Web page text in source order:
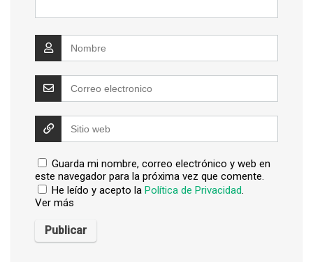
Guarda mi nombre, correo electrónico y web en
este navegador para la próxima vez que comente.
He leído y acepto la Política de Privacidad.
Ver más